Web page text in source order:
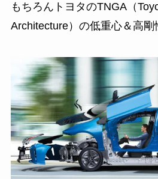
もちろんトヨタのTNGA（
Architecture）の低重心＆高剛